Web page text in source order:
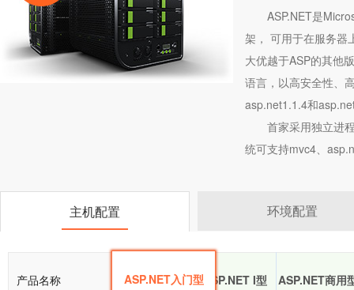
ASP.NET是
架， 可用于在服务器
大优越于ASP的其他
语言，以高安全性、
asp.net1.1.4和
首家采用独立进
统可支持mvc4、
主机配置 环境配置
产品名称 ASP.NET入门型 ASP.NET I型 ASP.NET商用
ASP.NET入门型